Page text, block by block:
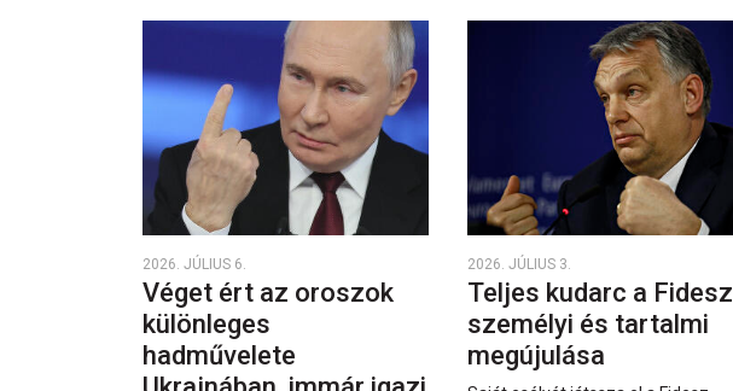
2026. JÚLIUS 6.
Véget ért az oroszok
különleges
hadművelete
2026. JÚLIUS 3.
Teljes kudarc a Fidesz
személyi és tartalmi
megújulása